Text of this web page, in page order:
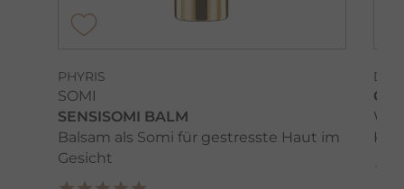
PHYRIS
SOMI
SENSISOMI BALM
Balsam als Somi für gestresste Haut im
Gesicht
DR.